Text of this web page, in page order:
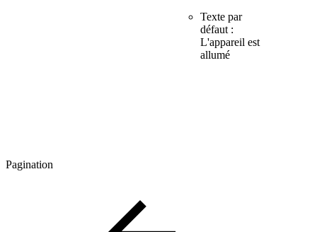
Texte par
défaut :
L'appareil est
allumé
Pagination